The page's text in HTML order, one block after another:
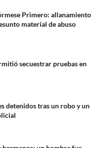
Primero: allanamiento
material de abuso
secuestrar pruebas en
detenidos tras un robo y un